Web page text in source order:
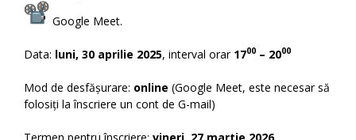
Google Meet.
Data: luni, 30 aprilie 2025, interval orar 1700 – 2000
Mod de desfășurare: online (Google Meet, este necesar să
folosiți la înscriere un cont de G-mail)
Termen pentru înscriere: vineri, 27 martie 2026